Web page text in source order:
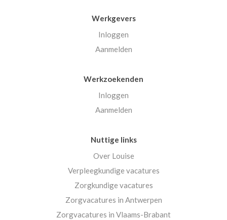
Werkgevers
Inloggen
Aanmelden
Werkzoekenden
Inloggen
Aanmelden
Nuttige links
Over Louise
Verpleegkundige vacatures
Zorgkundige vacatures
Zorgvacatures in Antwerpen
Zorgvacatures in Vlaams-Brabant